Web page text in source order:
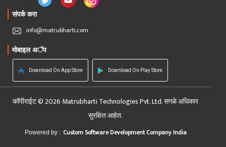
संपर्क करा
info@matrubharti.com
मोबाइल अॅप
Download On App Store Download On Play Store
कॉपीराईट © 2026 Matrubharti Technologies Pvt. Ltd. सगळे अधिकार
सुरक्षित आहेत.
Powered by : Custom Software Development Company India